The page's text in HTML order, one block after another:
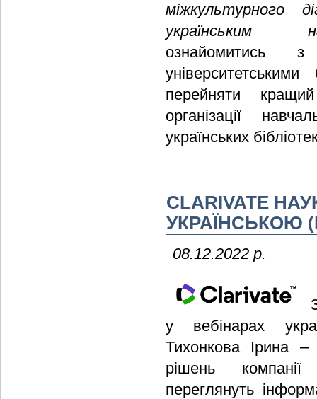
міжкультурного
українським
ознайомитись
перейняти
організації
українських
CLARIVATE
УКРАЇНСЬКОЮ
08.12.2022 р.
у вебінарах
Тихонкова Ірина –
рішень
переглянуть